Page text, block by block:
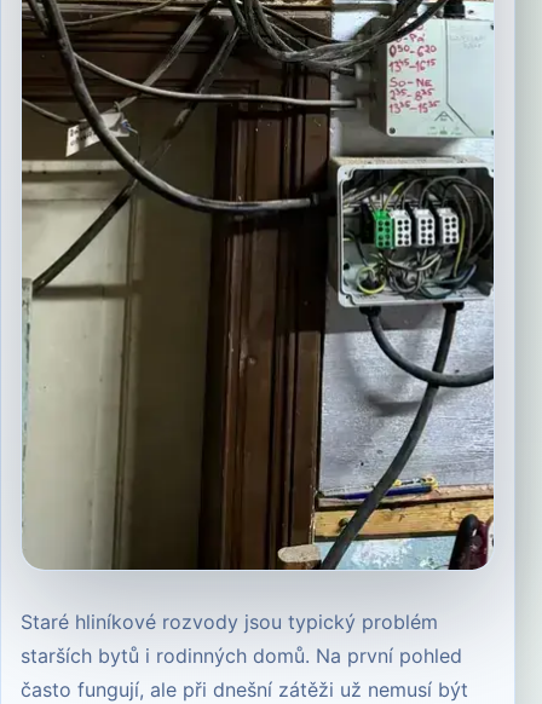
Staré hliníkové rozvody jsou typický problém
starších bytů i rodinných domů. Na první pohled
často fungují, ale při dnešní zátěži už nemusí být